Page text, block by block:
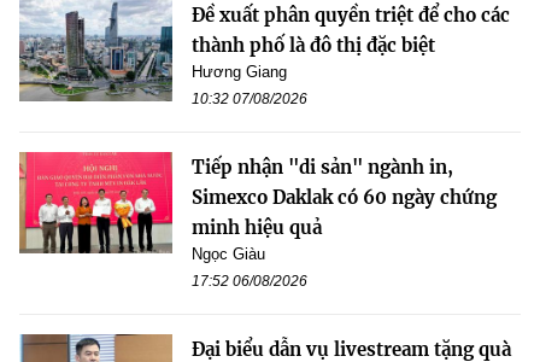
Đề xuất phân quyền triệt để cho các
thành phố là đô thị đặc biệt
Hương Giang
10:32 07/08/2026
Tiếp nhận "di sản" ngành in,
Simexco Daklak có 60 ngày chứng
minh hiệu quả
Ngọc Giàu
17:52 06/08/2026
Đại biểu dẫn vụ livestream tặng quà